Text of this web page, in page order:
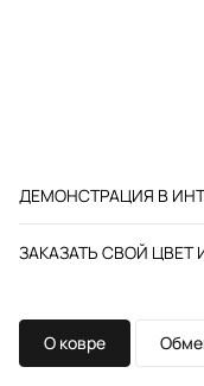
ДЕМОНСТРАЦИЯ В
ЗАКАЗАТЬ СВОЙ ЦВЕТ
О ковре